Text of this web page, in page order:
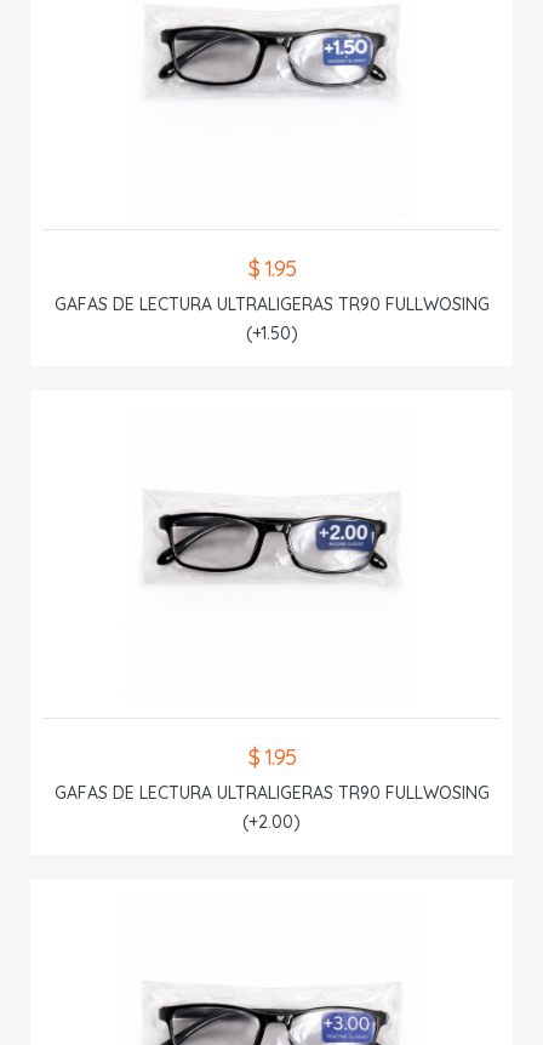
$ 1.95
GAFAS DE LECTURA ULTRALIGERAS TR90 FULLWOSING
(+1.50)
$ 1.95
GAFAS DE LECTURA ULTRALIGERAS TR90 FULLWOSING
(+2.00)